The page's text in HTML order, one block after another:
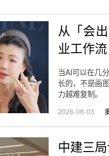
从「会
业工作流
当AI可以在几
长的，不是画
力越难复制。
2026-08-03
中建三